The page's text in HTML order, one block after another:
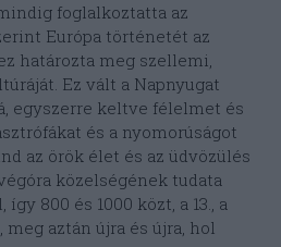
foglalkoztatta az
Európa történetét az
határozta meg szellemi,
Ez vált a Napnyugat
egyszerre keltve félelmet és
és a nyomorúságot
az örök élet és az üdvözülés
közelségének tudata
800 és 1000 közt, a 13., a
meg aztán újra és újra, hol